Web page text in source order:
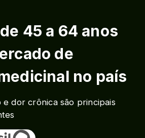
45 a 64 anos
de
no país
e dor crônica são principais